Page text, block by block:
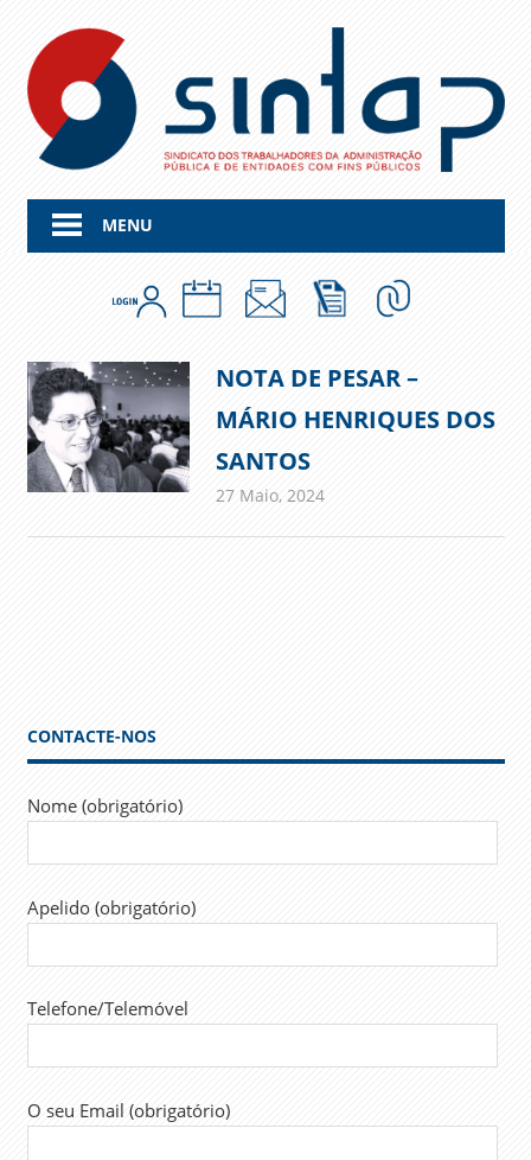
content
MENU
NOTA DE PESAR –
MÁRIO HENRIQUES DOS
SANTOS
27 Maio, 2024
CONTACTE-NOS
Nome (obrigatório)
Apelido (obrigatório)
Telefone/Telemóvel
O seu Email (obrigatório)